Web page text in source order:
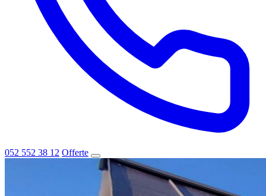
052 552 38 12 Offerte